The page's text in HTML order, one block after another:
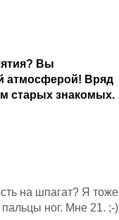
Вы
атмосферой! Вряд
старых знакомых.
на шпагат? Я тоже
ног. Мне 21. ;-)